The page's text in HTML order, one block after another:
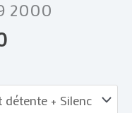
2000